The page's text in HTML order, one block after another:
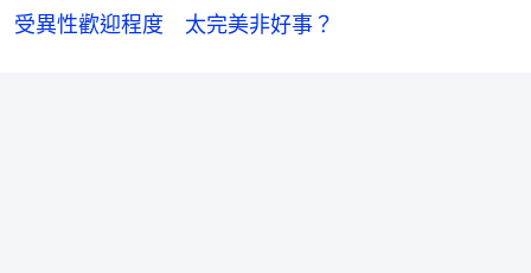
受異性歡迎程度　太完美非好事？